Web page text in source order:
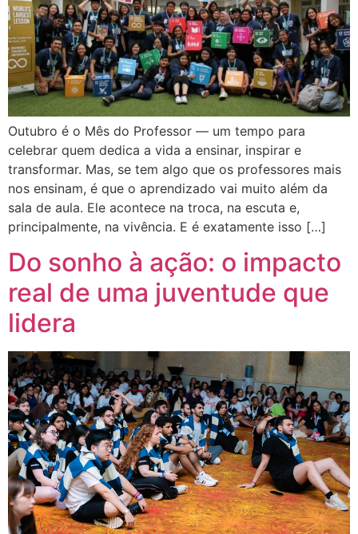
Outubro é o Mês do Professor — um tempo para
celebrar quem dedica a vida a ensinar, inspirar e
transformar. Mas, se tem algo que os professores mais
nos ensinam, é que o aprendizado vai muito além da
sala de aula. Ele acontece na troca, na escuta e,
principalmente, na vivência. E é exatamente isso […]
Do sonho à ação: o impacto
real de uma juventude que
lidera